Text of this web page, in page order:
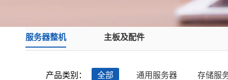
服务器整机 主板及配件
产品类别： 全部 通用服务器 存储服